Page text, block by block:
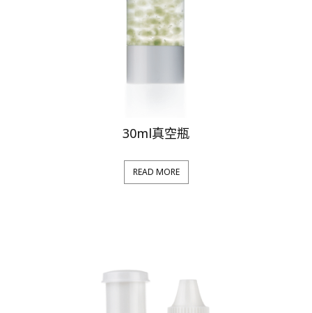
30ml真空瓶
READ MORE